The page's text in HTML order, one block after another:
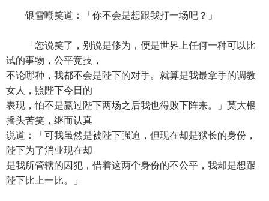
银雪嘲笑道：「你不会是想跟我打一场吧？」
「您说笑了，别说是修为，便是世界上任何一种可以比
试的事物，公平竞技，
不论哪种，我都不会是陛下的对手。就算是我最拿手的调教
女人，照陛下今日的
表现，怕不是赢过陛下两场之后我也得败下阵来。」莫大根
摇头苦笑，继而认真
说道：「可我虽然是被陛下强迫，但现在却是狱长的身份，
陛下为了消业现在却
是我所管辖的囚犯，借着这两个身份的不公平，我却是想跟
陛下比上一比。」